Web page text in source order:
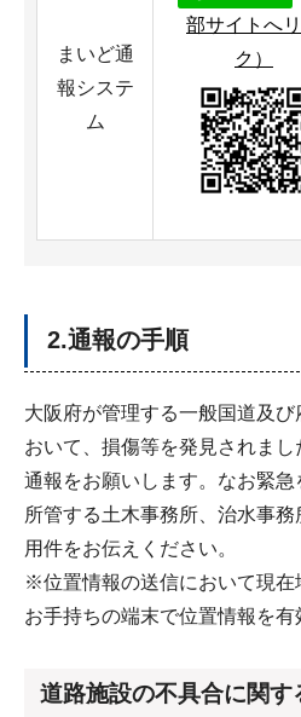
まいど通
報システ
ム
部サイトへ
ク）
2.通報の手順
大阪府が管理する一般国道及
おいて、損傷等を発見されま
通報をお願いします。なお緊
所管する土木事務所、治水事
用件をお伝えください。
※位置情報の送信において現在
お手持ちの端末で位置情報を有
道路施設の不具合に関す